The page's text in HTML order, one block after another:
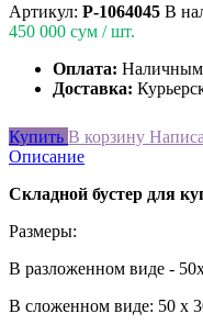
Артикул: P-1064045 В
450 000 сум / шт.
Оплата:
Доставка:
Купить В корзину
Описание
Складной бустер для
Размеры:
В разложенном виде -
В сложенном виде: 50 x